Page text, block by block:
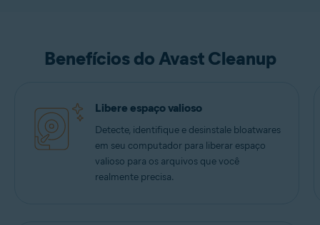
Benefícios do Avast Cleanup
Libere espaço valioso
Detecte, identifique e desinstale bloatwares
em seu computador para liberar espaço
valioso para os arquivos que você
realmente precisa.